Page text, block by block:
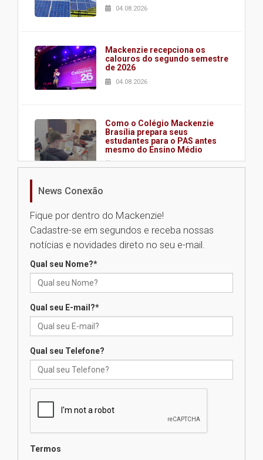
04.08.2026
Mackenzie recepciona os
calouros do segundo semestre
de 2026
04.08.2026
Como o Colégio Mackenzie
Brasília prepara seus
estudantes para o PAS antes
mesmo do Ensino Médio
04.08.2026
na educação dos filhos além da
escola
04.08.2026
docentes para debater
Professora do Mackenzie é
finalista do Prêmio Jabuti com
04.08.2026
News Conexão
Fique por dentro do Mackenzie!
Cadastre-se em segundos e receba nossas
notícias e novidades direto no seu e-mail.
Qual seu Nome?*
Qual seu E-mail?*
Qual seu Telefone?
Termos